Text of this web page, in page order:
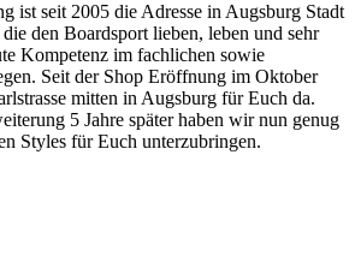
ist seit 2005 die Adresse in Augsburg Stadt
den Boardsport lieben, leben und sehr
Kompetenz im fachlichen sowie
Seit der Shop Eröffnung im Oktober
mitten in Augsburg für Euch da.
5 Jahre später haben wir nun genug
Styles für Euch unterzubringen.